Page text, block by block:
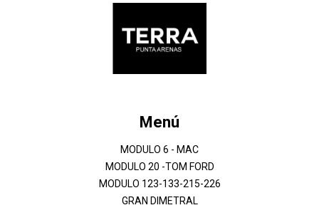
Menú
MODULO 6 - MAC
MODULO 20 -TOM FORD
MODULO 123-133-215-226
GRAN DIMETRAL